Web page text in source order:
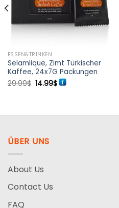
ESSEN&TRINKEN
Selamlique, Zimt Türkischer
Kaffee, 24x7G Packungen
29.99$ Ursprünglicher
Preis
14.99$Aktueller
Preis
ÜBER UNS
About Us
Contact Us
FAQ